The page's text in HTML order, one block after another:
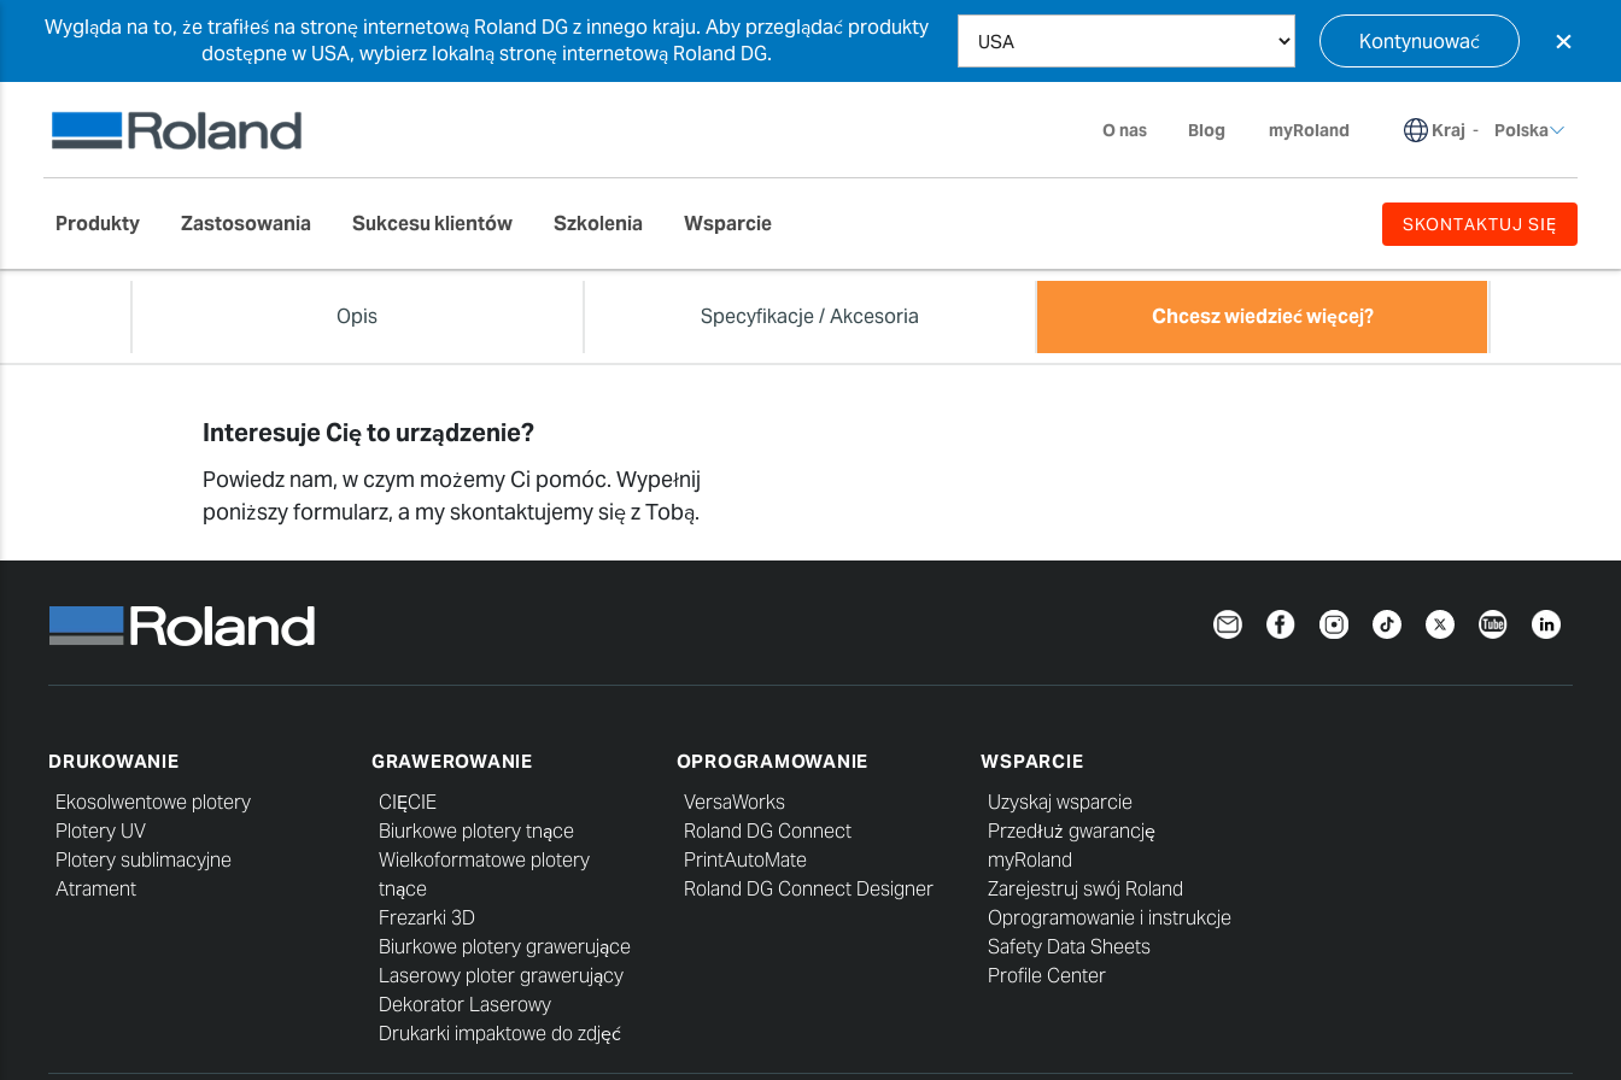
Wygląda na to, że trafiłeś na stronę internetową Roland DG z innego kraju. Aby przeglądać produkty
dostępne w USA, wybierz lokalną stronę internetową Roland DG.
Kontynuować ×
O nas Blog myRoland Kraj - Polska
Produkty Zastosowania Sukcesu klientów Szkolenia Wsparcie SKONTAKTUJ SIĘ
Opis Specyfikacje / Akcesoria Chcesz wiedzieć więcej?
Interesuje Cię to urządzenie?
Powiedz nam, w czym możemy Ci pomóc. Wypełnij
poniższy formularz, a my skontaktujemy się z Tobą.
NewsletterFacebookInstagramTikTokTwitterYouTubeLinkedIn
DRUKOWANIE
Ekosolwentowe plotery
Plotery UV
Plotery sublimacyjne
Atrament
GRAWEROWANIE
CIĘCIE
Biurkowe plotery tnące
Wielkoformatowe plotery
tnące
Frezarki 3D
Biurkowe plotery grawerujące
Laserowy ploter grawerujący
Dekorator Laserowy
Drukarki impaktowe do zdjęć
OPROGRAMOWANIE
VersaWorks
Roland DG Connect
PrintAutoMate
Roland DG Connect Designer
WSPARCIE
Uzyskaj wsparcie
Przedłuż gwarancję
myRoland
Zarejestruj swój Roland
Oprogramowanie i instrukcje
Safety Data Sheets
Profile Center